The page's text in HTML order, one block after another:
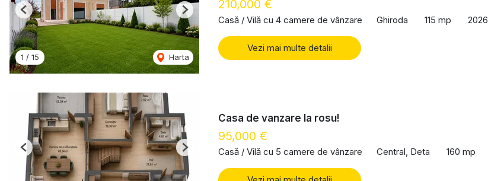
1 / 15 Harta
Previous Next
210,000 €
Casă / Vilă cu 4 camere de vânzare Ghiroda 115 mp 2026
Vezi mai multe detalii
Previous Next
Casa de vanzare la rosu!
95,000 €
Casă / Vilă cu 5 camere de vânzare Central, Deta 160 mp